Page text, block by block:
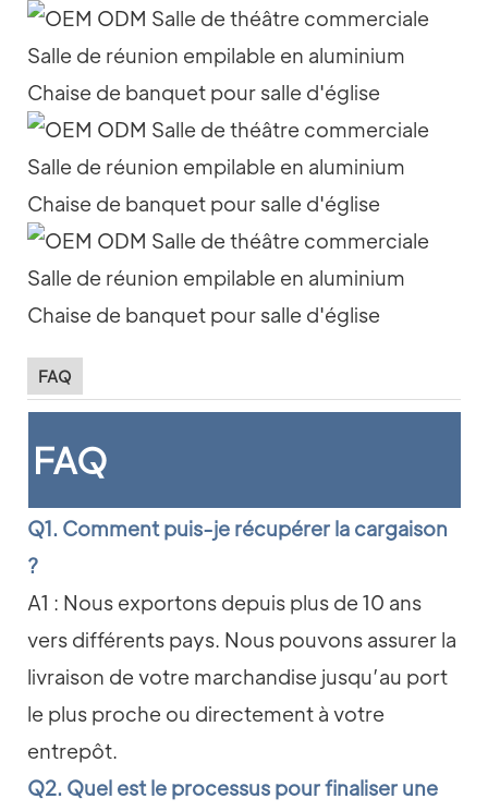
FAQ
FAQ
Q1. Comment puis-je récupérer la cargaison
?
A1 : Nous exportons depuis plus de 10 ans
vers différents pays. Nous pouvons assurer la
livraison de votre marchandise jusqu’au port
le plus proche ou directement à votre
entrepôt.
Q2. Quel est le processus pour finaliser une